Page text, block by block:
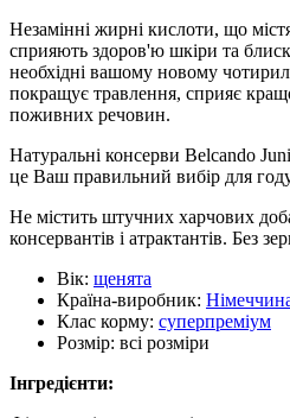
Незамінні жирні кислоти, що
сприяють здоров'ю шкіри та
необхідні вашому новому
покращує травлення, сприяє
поживних речовин.
Натуральні консерви Belcando
це Ваш правильний вибір для
Не містить штучних харчових
консервантів і атрактантів. Без
Вік: щенята
Країна-виробник:
Клас корму: суперпреміум
Розмір: всі розміри
Інгредієнти: